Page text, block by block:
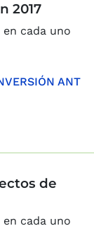
2017
cada uno
ANT
de
cada uno